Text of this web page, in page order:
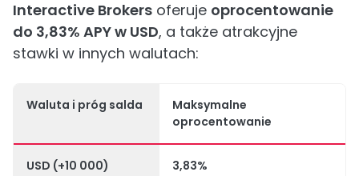
Interactive Brokers oferuje oprocentowanie
do 3,83% APY w USD, a także atrakcyjne
stawki w innych walutach:
Waluta i próg salda
Maksymalne
oprocentowanie
USD (+10 000) 3,83%